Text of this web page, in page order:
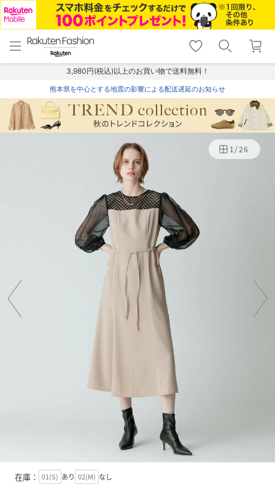
menu home
トップ
shopping_cart lock_outline
ログイン
3,980円(税込)以上のお買い物で送料無料！
熊本県を中心とする地震の影響による配送遅延のお知らせ
1/26
在庫： 01(S) あり 02(M) なし